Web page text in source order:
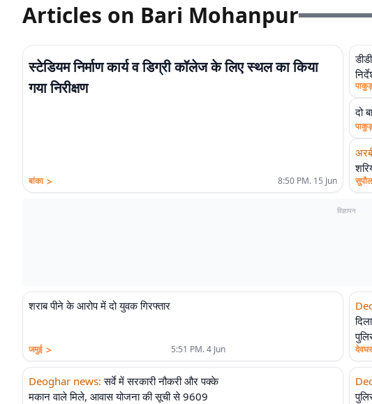
Articles on Bari Mohanpur
स्टेडियम निर्माण कार्य व डिग्री कॉलेज के लिए स्थल का किया
गया निरीक्षण
बांका > 8:50 PM. 15 Jun
पाकुड़
दो
पाकुड़
सुपौल
विज्ञापन
शराब पीने के आरोप में दो युवक गिरफ्तार
जमुई > 5:51 PM. 4 Jun देवघर
Deoghar news: सर्वे में सरकारी नौकरी और पक्के
मकान वाले मिले, आवास योजना की सूची से 9609